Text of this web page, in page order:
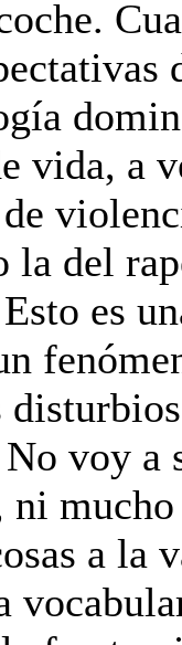
vida, a
la del
es
voy a
mucho
a la